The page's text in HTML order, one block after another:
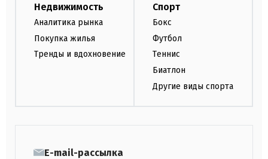
Недвижимость
Аналитика рынка
Покупка жилья
Тренды и вдохновение
Спорт
Бокс
Футбол
Теннис
Биатлон
Другие виды спорта
E-mail-рассылка